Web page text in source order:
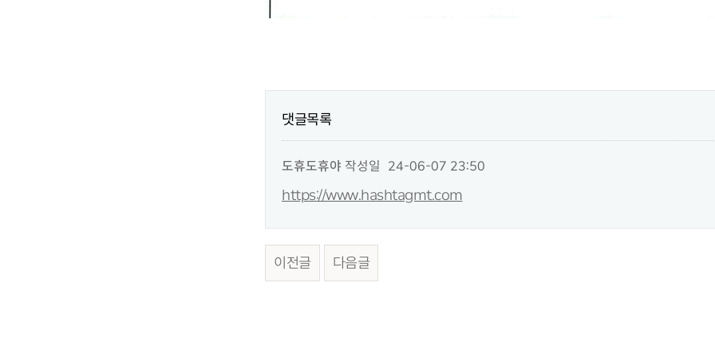
댓글목록
도휴도휴야 작성일 24-06-07 23:50
https://www.hashtagmt.com
이전글 다음글